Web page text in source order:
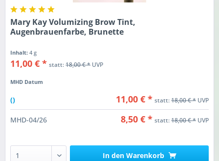
Mary Kay Volumizing Brow Tint,
Augenbrauenfarbe, Brunette
Inhalt:4 g
11,00 € * statt:18,00 € *UVP
MHD Datum
() 11,00 € * statt:18,00 € * UVP
MHD-04/26 8,50 € * statt:18,00 € * UVP
In den Warenkorb